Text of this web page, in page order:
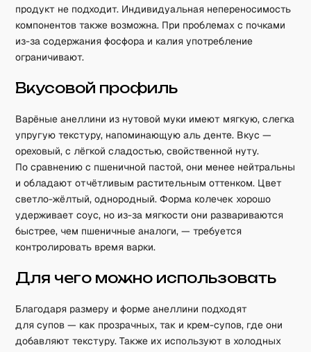
продукт не подходит. Индивидуальная непереносимость
компонентов также возможна. При проблемах с почками
из-за содержания фосфора и калия употребление
ограничивают.
Вкусовой профиль
Варёные анеллини из нутовой муки имеют мягкую, слегка
упругую текстуру, напоминающую аль денте. Вкус —
ореховый, с лёгкой сладостью, свойственной нуту.
По сравнению с пшеничной пастой, они менее нейтральны
и обладают отчётливым растительным оттенком. Цвет
светло-жёлтый, однородный. Форма колечек хорошо
удерживает соус, но из-за мягкости они развариваются
быстрее, чем пшеничные аналоги, — требуется
контролировать время варки.
Для чего можно использовать
Благодаря размеру и форме анеллини подходят
для супов — как прозрачных, так и крем-супов, где они
добавляют текстуру. Также их используют в холодных